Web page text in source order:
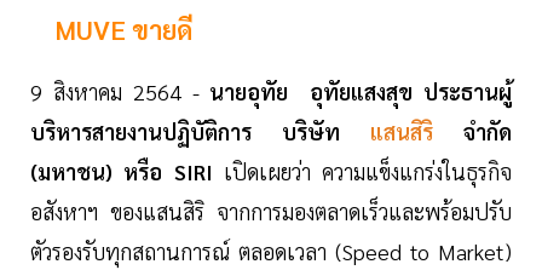
MUVE ขายดี
9 สิงหาคม 2564 - นายอุทัย อุทัยแสงสุข ประธานผู้
บริหารสายงานปฏิบัติการ บริษัท แสนสิริ จำกัด
(มหาชน) หรือ SIRI เปิดเผยว่า ความแข็งแกร่งในธุรกิจ
อสังหาฯ ของแสนสิริ จากการมองตลาดเร็วและพร้อมปรับ
ตัวรองรับทุกสถานการณ์ ตลอดเวลา (Speed to Market)